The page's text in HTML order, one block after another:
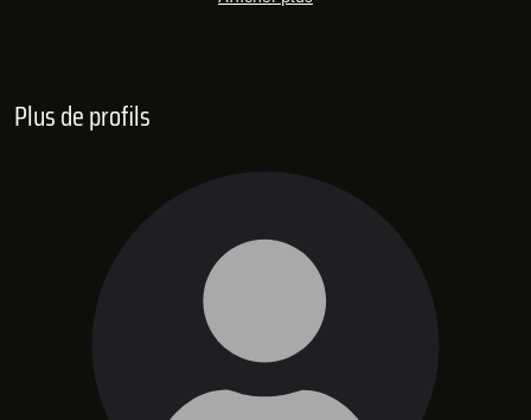
Plus de profils